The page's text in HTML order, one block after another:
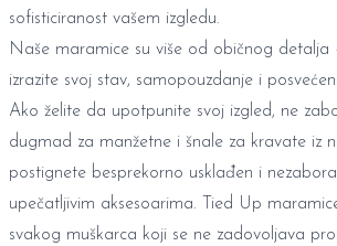
sofisticiranost vašem izgledu.
Naše maramice su više od običnog detalja
izrazite svoj stav, samopouzdanje i
Ako želite da upotpunite svoj izgled, ne
dugmad za manžetne i šnale za kravate iz
postignete besprekorno usklađen i
upečatljivim aksesoarima. Tied Up
svakog muškarca koji se ne zadovoljava